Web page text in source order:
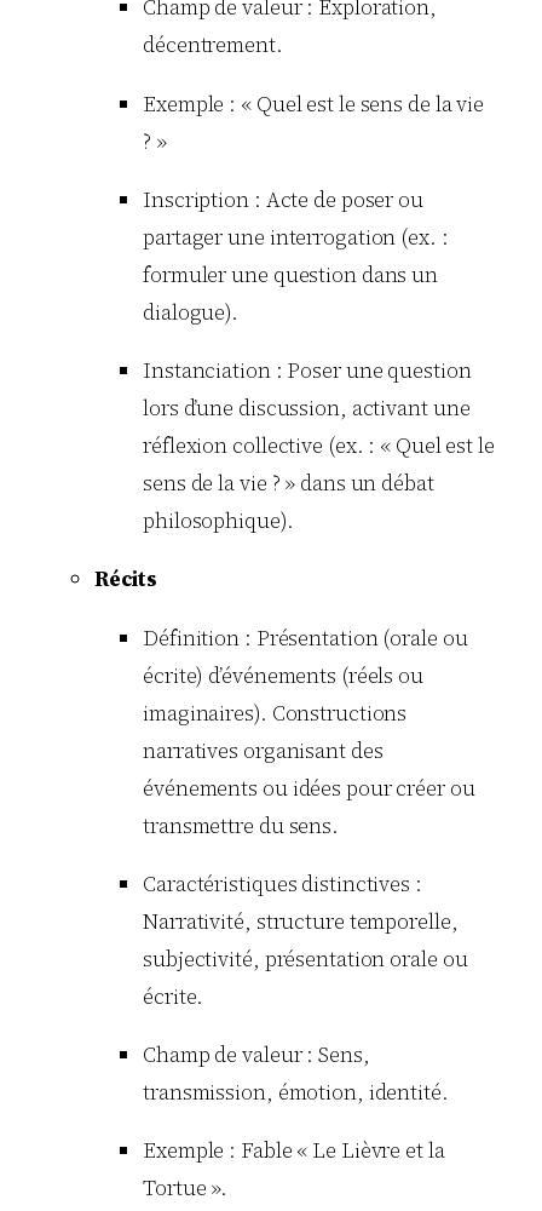
Champ de valeur : Exploration,
décentrement.
Exemple : « Quel est le sens de la vie
? »
Inscription : Acte de poser ou
partager une interrogation (ex. :
formuler une question dans un
dialogue).
Instanciation : Poser une question
lors d’une discussion, activant une
réflexion collective (ex. : « Quel est le
sens de la vie ? » dans un débat
philosophique).
Récits
Définition : Présentation (orale ou
écrite) d’événements (réels ou
imaginaires). Constructions
narratives organisant des
événements ou idées pour créer ou
transmettre du sens.
Caractéristiques distinctives :
Narrativité, structure temporelle,
subjectivité, présentation orale ou
écrite.
Champ de valeur : Sens,
transmission, émotion, identité.
Exemple : Fable « Le Lièvre et la
Tortue ».